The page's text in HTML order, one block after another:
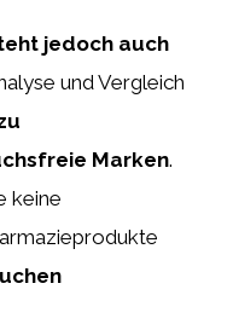
jedoch auch
und Vergleich
Marken.
keine